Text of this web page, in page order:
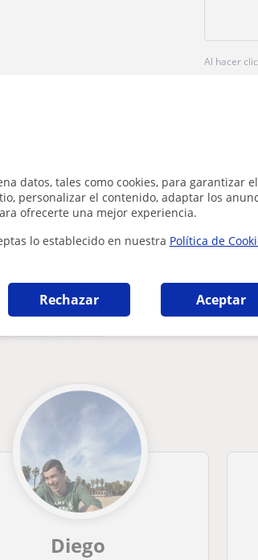
datos, tales como cookies, para garantizar el
personalizar el contenido, adaptar los
ofrecerte una mejor experiencia.
lo establecido en nuestra Política de
Rechazar Aceptar
Al hacer
este perfil
interesarte
Diego